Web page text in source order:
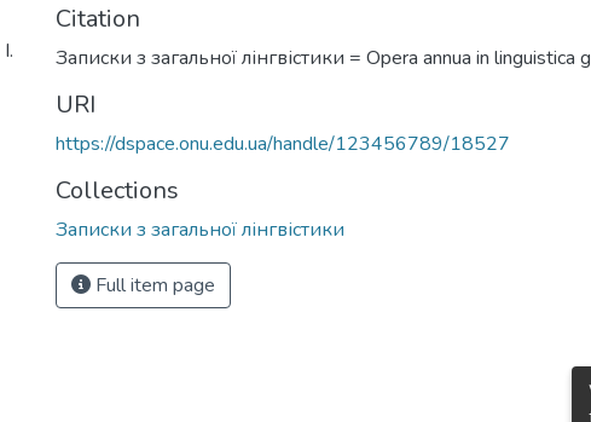
Citation
Записки з загальної лінгвістики = Opera annua in linguistica
URI
https://dspace.onu.edu.ua/handle/123456789/18527
Collections
Записки з загальної лінгвістики
Full item page